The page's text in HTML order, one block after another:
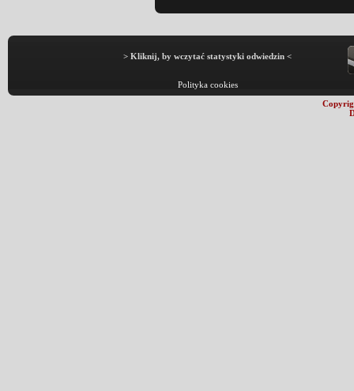
> Kliknij, by wczytać statystyki odwiedzin <
Polityka cookies